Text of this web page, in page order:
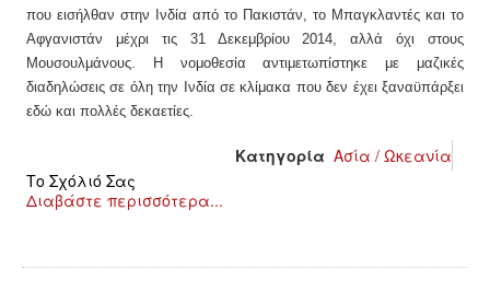
που εισήλθαν στην Ινδία από το Πακιστάν, το Μπαγκλαντές και το
Αφγανιστάν μέχρι τις 31 Δεκεμβρίου 2014, αλλά όχι στους
Μουσουλμάνους. Η νομοθεσία αντιμετωπίστηκε με μαζικές
διαδηλώσεις σε όλη την Ινδία σε κλίμακα που δεν έχει ξαναϋπάρξει
εδώ και πολλές δεκαετίες.
Κατηγορία Ασία / Ωκεανία
Το Σχόλιό Σας
Διαβάστε περισσότερα...